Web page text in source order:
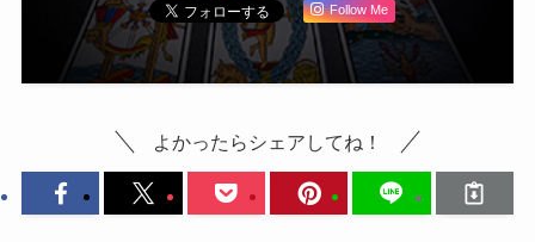
Follow Me
よかったらシェアしてね！